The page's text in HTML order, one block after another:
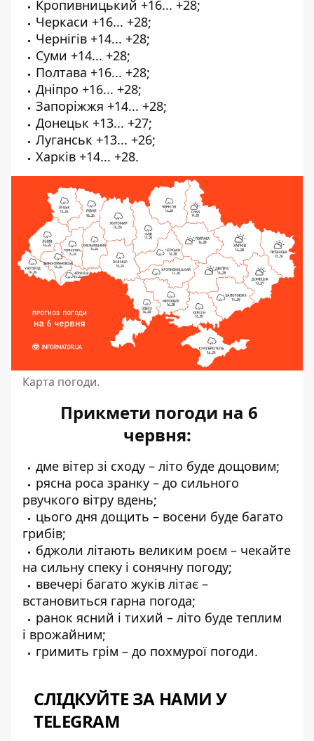
Кропивницький +16... +28;
Черкаси +16... +28;
Чернігів +14... +28;
Суми +14... +28;
Полтава +16... +28;
Дніпро +16... +28;
Запоріжжя +14... +28;
Донецьк +13... +27;
Луганськ +13... +26;
Харків +14... +28.
Карта погоди.
Прикмети погоди на 6
червня:
дме вітер зі сходу – літо буде дощовим;
рясна роса зранку – до сильного
рвучкого вітру вдень;
цього дня дощить – восени буде багато
грибів;
бджоли літають великим роєм – чекайте
на сильну спеку і сонячну погоду;
ввечері багато жуків літає –
встановиться гарна погода;
ранок ясний і тихий – літо буде теплим
і врожайним;
гримить грім – до похмурої погоди.
СЛІДКУЙТЕ ЗА НАМИ У
TELEGRAM